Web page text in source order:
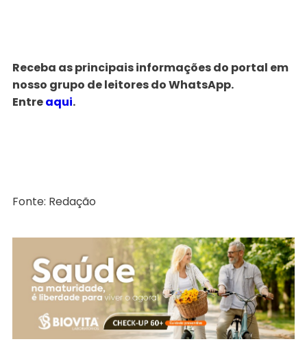
Receba as principais informações do portal em
nosso grupo de leitores do WhatsApp.
Entreaqui.
Fonte: Redação